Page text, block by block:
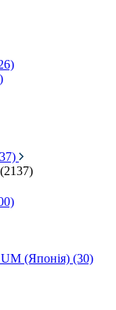
(Японія) (30)